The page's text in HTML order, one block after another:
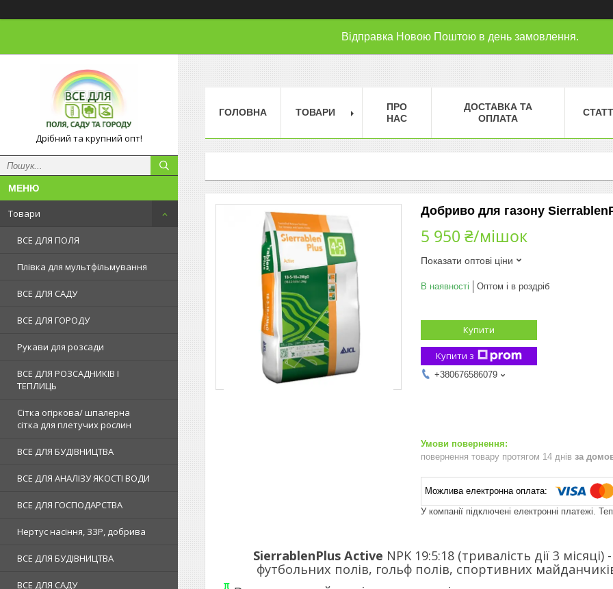
Відправка Новою Поштою в день замовлення.
Дрібний та крупний опт!
Товари
ВСЕ ДЛЯ ПОЛЯ
Плівка для мультфільмування
ВСЕ ДЛЯ САДУ
ВСЕ ДЛЯ ГОРОДУ
Рукави для розсади
ВСЕ ДЛЯ РОЗСАДНИКІВ І
ТЕПЛИЦЬ
Сітка огіркова/ шпалерна
сітка для плетучих рослин
ВСЕ ДЛЯ БУДІВНИЦТВА
ВСЕ ДЛЯ АНАЛІЗУ ЯКОСТІ ВОДИ
ВСЕ ДЛЯ ГОСПОДАРСТВА
Нертус насіння, ЗЗР, добрива
ВСЕ ДЛЯ БУДІВНИЦТВА
ВСЕ ДЛЯ САДУ
ГОЛОВНА ТОВАРИ
ПРО
НАС
ДОСТАВКА ТА
ОПЛАТА
Добриво для газону
5 950 ₴/мішок
Показати оптові ціни
В наявності Оптом і в роздріб
Купити
Купити з
+380676586079
повернення товару протягом 14 днів за
У компанії підключені електронні платежі.
SierrablenPlus Active NPK 19:5:18 (тривалість дії 3
футбольних полів, гольф полів, спортивних